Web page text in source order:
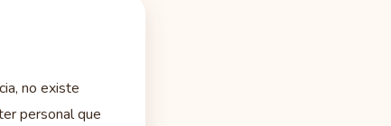
no existe
personal que